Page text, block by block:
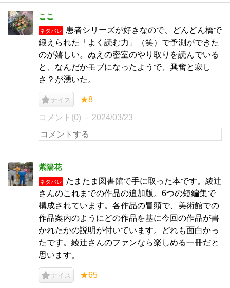
ここ
ネタバレ
患者シリーズが好きなので、どんどん橋で
鍛えられた「よく読む力」（笑）で予測ができた
のが嬉しい。ぬえの密室のやり取りを読んでいる
と、なんだかモブになったようで、興奮と寂し
さ？が湧いた。
ナイス ★8
コメント(0) 2024/03/23
紫陽花
ネタバレ
たまたま図書館で手に取った本です。綾辻
さんのこれまでの作品の追加版。6つの短編集で
構成されています。各作品の冒頭で、美術館での
作品案内のようにどの作品を基に今回の作品が書
かれたかの説明が付いています。どれも面白かっ
たです。綾辻さんのファンなら楽しめる一冊だと
思います。
ナイス ★65